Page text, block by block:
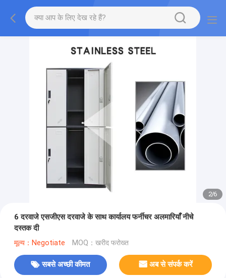
2/6
6 दरवाजे एसजीएस दरवाजे के साथ कार्यालय फर्नीचर अलमारियाँ नीचे
दस्तक दी
मूल्य：Negotiate MOQ：खरीद फरोख्त
सबसे अच्छी कीमत अब से संपर्क करें